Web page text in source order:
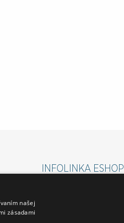
INFOLINKA ESHOP
našej
zásadami